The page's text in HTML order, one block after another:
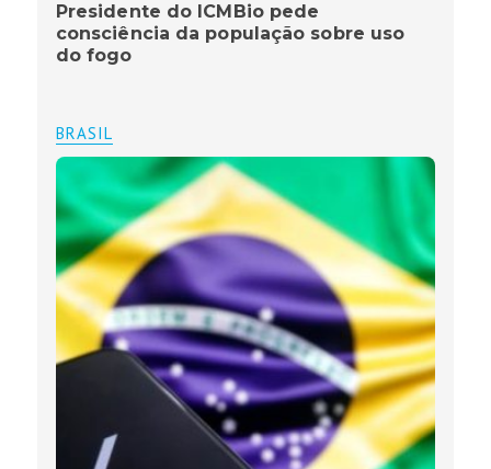
Presidente do ICMBio pede
consciência da população sobre uso
do fogo
BRASIL